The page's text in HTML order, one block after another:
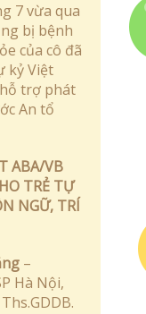
7 vừa qua
bị bệnh
của cô đã
kỷ Việt
trợ phát
An tổ
ABA/VB
TRẺ TỰ
NGỮ, TRÍ
–
Hà Nội,